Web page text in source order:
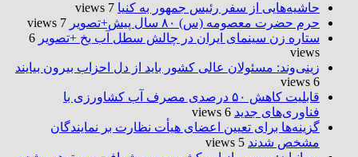
حاشیه‌هایی از سفر رئیس جمهور به کنیا 7 views
حرم حضرت‌ معصومه (س) ۸۰ سال پیش+تصویر
7 views
ستاره زن سینمای ایران در چالش سطل آب یخ +تصویر 6
views
زینی‌وند: مسئولان عالی کشور باید از دل احزاب بیرون بیایند
6 views
قابلیت کاهش ۵۰ درصدی مصرف آب کشاورزی با
فناوری‌های جدید 6 views
گزینه‌ها برای تعیین اعضای هیأت نظارت بر نمایندگان
مشخص شدند 5 views